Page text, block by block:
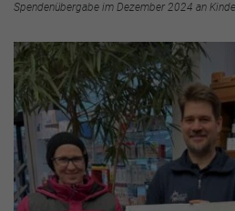
Spendenübergabe im Dezember 2024 an